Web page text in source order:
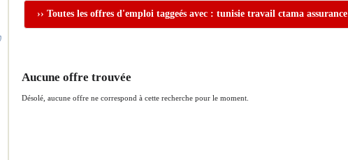
›› Toutes les offres d'emploi taggeés avec : tunisie travail ctama assurance
Aucune offre trouvée
Désolé, aucune offre ne correspond à cette recherche pour le moment.